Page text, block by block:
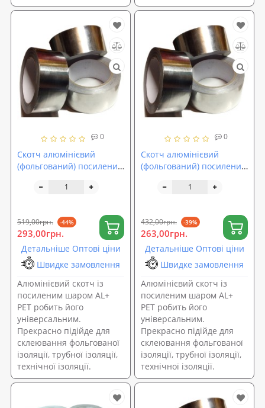
0
Скотч алюмінієвий
(фольгований) посилений
PET 100мм (40м)
519,00грн. -44%
293,00грн.
Детальніше Оптові ціни
Швидке замовлення
Алюмінієвий скотч із
посиленим шаром AL+
PET робить його
універсальним.
Прекрасно підійде для
склеювання фольгованої
ізоляції, трубної ізоляції,
технічної ізоляції.
0
Скотч алюмінієвий
(фольгований) посилений
PET 75мм (40м)
432,00грн. -39%
263,00грн.
Детальніше Оптові ціни
Швидке замовлення
Алюмінієвий скотч із
посиленим шаром AL+
PET робить його
універсальним.
Прекрасно підійде для
склеювання фольгованої
ізоляції, трубної ізоляції,
технічної ізоляції.